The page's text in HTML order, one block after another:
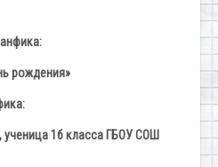
рождения»
ученица 1б класса ГБОУ СОШ